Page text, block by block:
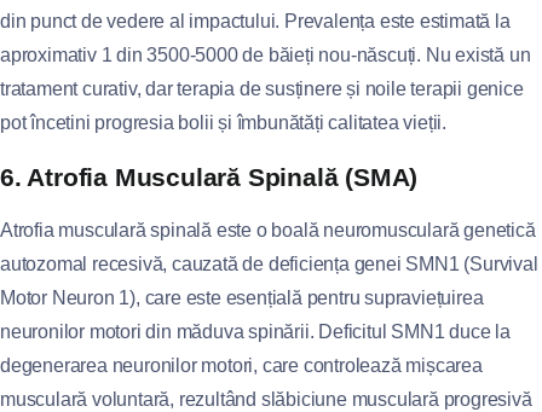
din punct de vedere al impactului. Prevalența este estimată la
aproximativ 1 din 3500-5000 de băieți nou-născuți. Nu există un
tratament curativ, dar terapia de susținere și noile terapii genice
pot încetini progresia bolii și îmbunătăți calitatea vieții.
6. Atrofia Musculară Spinală (SMA)
Atrofia musculară spinală este o boală neuromusculară genetică
autozomal recesivă, cauzată de deficiența genei SMN1 (Survival
Motor Neuron 1), care este esențială pentru supraviețuirea
neuronilor motori din măduva spinării. Deficitul SMN1 duce la
degenerarea neuronilor motori, care controlează mișcarea
musculară voluntară, rezultând slăbiciune musculară progresivă